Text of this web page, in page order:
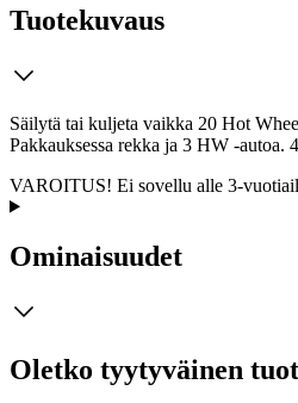
Tuotekuvaus
Säilytä tai kuljeta vaikka 20 Hot
Pakkauksessa rekka ja 3 HW -autoa.
VAROITUS! Ei sovellu alle 3-
Ominaisuudet
Oletko tyytyväinen